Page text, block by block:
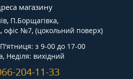
магазину
П.Борщагівка,
офіс №7, (цокольний поверх)
з 9-00 до 17-00
Неділя: вихідний
204-11-33